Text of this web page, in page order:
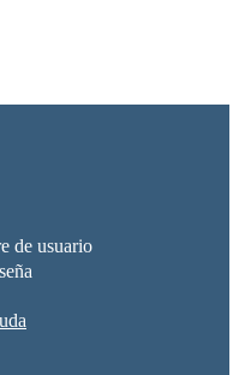
de usuario